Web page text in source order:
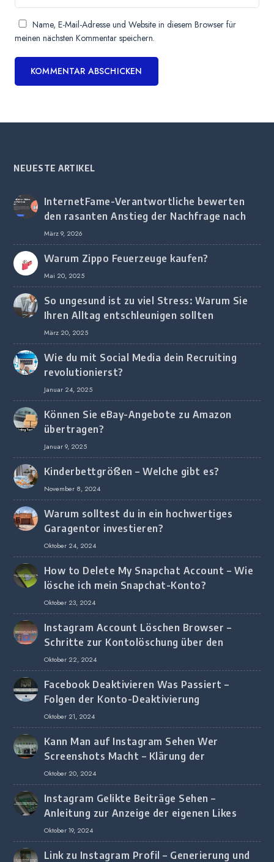
Name, E-Mail-Adresse und Website in diesem Browser für
meinen nächsten Kommentar speichern.
NEUESTE ARTIKEL
InternetFame-Verantwortliche bewerten
den rasanten Anstieg der Nachfrage nach
digitalem Marketing bei deutschen
Unternehmen
März 9, 2026
Warum Zippo Feuerzeuge kaufen?
Mai 20, 2025
So ungesund ist zu viel Stress: Warum Sie
Ihren Alltag entschleunigen sollten
März 20, 2025
Wie du mit Social Media dein Recruiting
revolutionierst?
Januar 24, 2025
Können Sie eBay-Angebote zu Amazon
übertragen?
Januar 9, 2025
Kinderbettgrößen – Welche gibt es?
November 8, 2024
Warum solltest du in ein hochwertiges
Garagentor investieren?
Oktober 24, 2024
How to Delete My Snapchat Account – Wie
lösche ich mein Snapchat-Konto?
Oktober 23, 2024
Instagram Account Löschen Browser –
Schritte zur Kontolöschung über den
Browser
Oktober 22, 2024
Facebook Deaktivieren Was Passiert –
Folgen der Konto-Deaktivierung
Oktober 21, 2024
Kann Man auf Instagram Sehen Wer
Screenshots Macht – Klärung der
Screenshot-Erkennung
Oktober 20, 2024
Instagram Gelikte Beiträge Sehen –
Anleitung zur Anzeige der eigenen Likes
Oktober 19, 2024
Link zu Instagram Profil – Generierung und